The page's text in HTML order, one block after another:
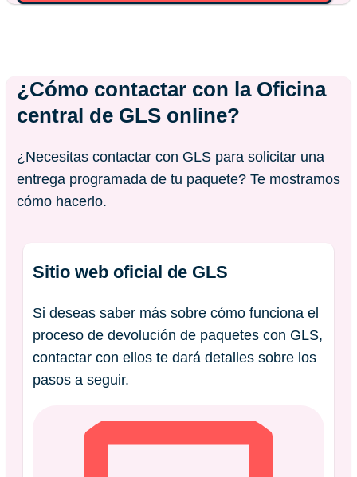
¿Cómo contactar con la Oficina
central de GLS online?
¿Necesitas contactar con GLS para solicitar una
entrega programada de tu paquete? Te mostramos
cómo hacerlo.
Sitio web oficial de GLS
Si deseas saber más sobre cómo funciona el
proceso de devolución de paquetes con GLS,
contactar con ellos te dará detalles sobre los
pasos a seguir.